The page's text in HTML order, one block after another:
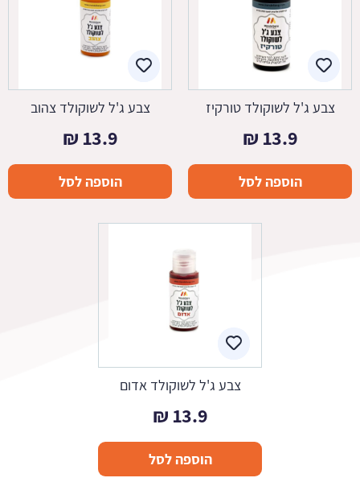
צבע ג'ל לשוקולד טורקיז
13.9
₪
הוספה לסל
צבע ג'ל לשוקולד צהוב
13.9
₪
הוספה לסל
צבע ג'ל לשוקולד אדום
13.9
₪
הוספה לסל